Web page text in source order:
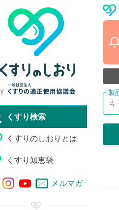
くすり検索
くすりのしおりとは
くすり知恵袋
メルマガ